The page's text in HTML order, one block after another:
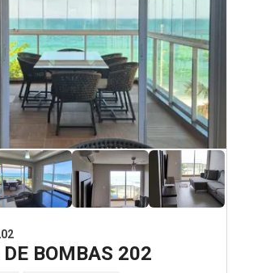
DE BOMBAS 202